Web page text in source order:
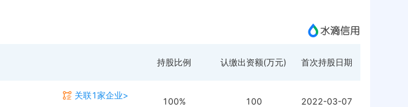
持股比例 认缴出资额(万元) 首次持股日期
关联1家企业>
100% 100 2022-03-07